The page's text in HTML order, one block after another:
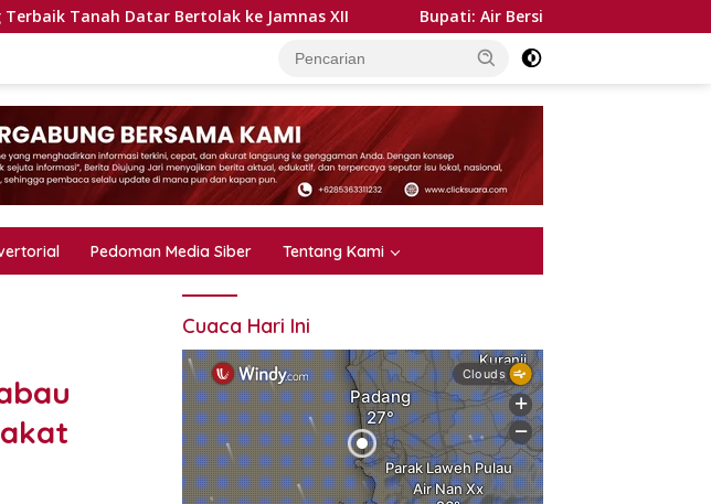
Bertolak ke Jamnas XII Bupati: Air Bersih Kebutuhan Dasar, PDAM Harus
Pedoman Media Siber Tentang Kami
Cuaca Hari Ini